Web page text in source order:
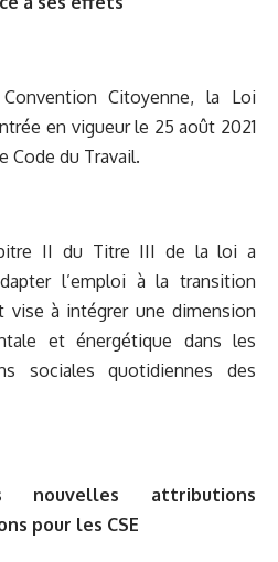
Citoyenne, la Loi
en vigueur le 25 août 2021
Code du Travail.
II du Titre III de la loi a
l’emploi à la transition
vise à intégrer une dimension
et énergétique dans les
sociales quotidiennes des
attributions
pour les CSE